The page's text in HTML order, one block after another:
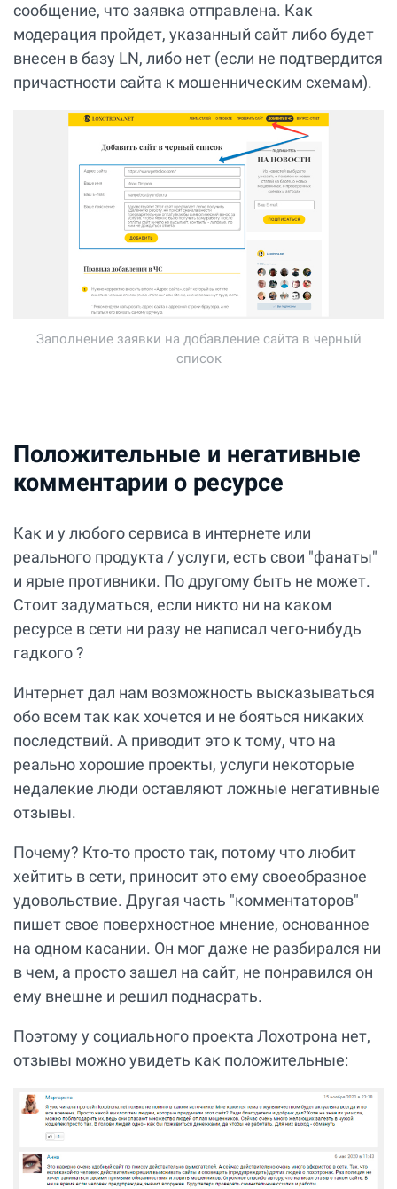
сообщение, что заявка отправлена. Как
модерация пройдет, указанный сайт либо будет
внесен в базу LN, либо нет (если не подтвердится
причастности сайта к мошенническим схемам).
Заполнение заявки на добавление сайта в черный
список
Положительные и негативные
комментарии о ресурсе
Как и у любого сервиса в интернете или
реального продукта / услуги, есть свои "фанаты"
и ярые противники. По другому быть не может.
Стоит задуматься, если никто ни на каком
ресурсе в сети ни разу не написал чего-нибудь
гадкого ?
Интернет дал нам возможность высказываться
обо всем так как хочется и не бояться никаких
последствий. А приводит это к тому, что на
реально хорошие проекты, услуги некоторые
недалекие люди оставляют ложные негативные
отзывы.
Почему? Кто-то просто так, потому что любит
хейтить в сети, приносит это ему своеобразное
удовольствие. Другая часть "комментаторов"
пишет свое поверхностное мнение, основанное
на одном касании. Он мог даже не разбирался ни
в чем, а просто зашел на сайт, не понравился он
ему внешне и решил поднасрать.
Поэтому у социального проекта Лохотрона нет,
отзывы можно увидеть как положительные: